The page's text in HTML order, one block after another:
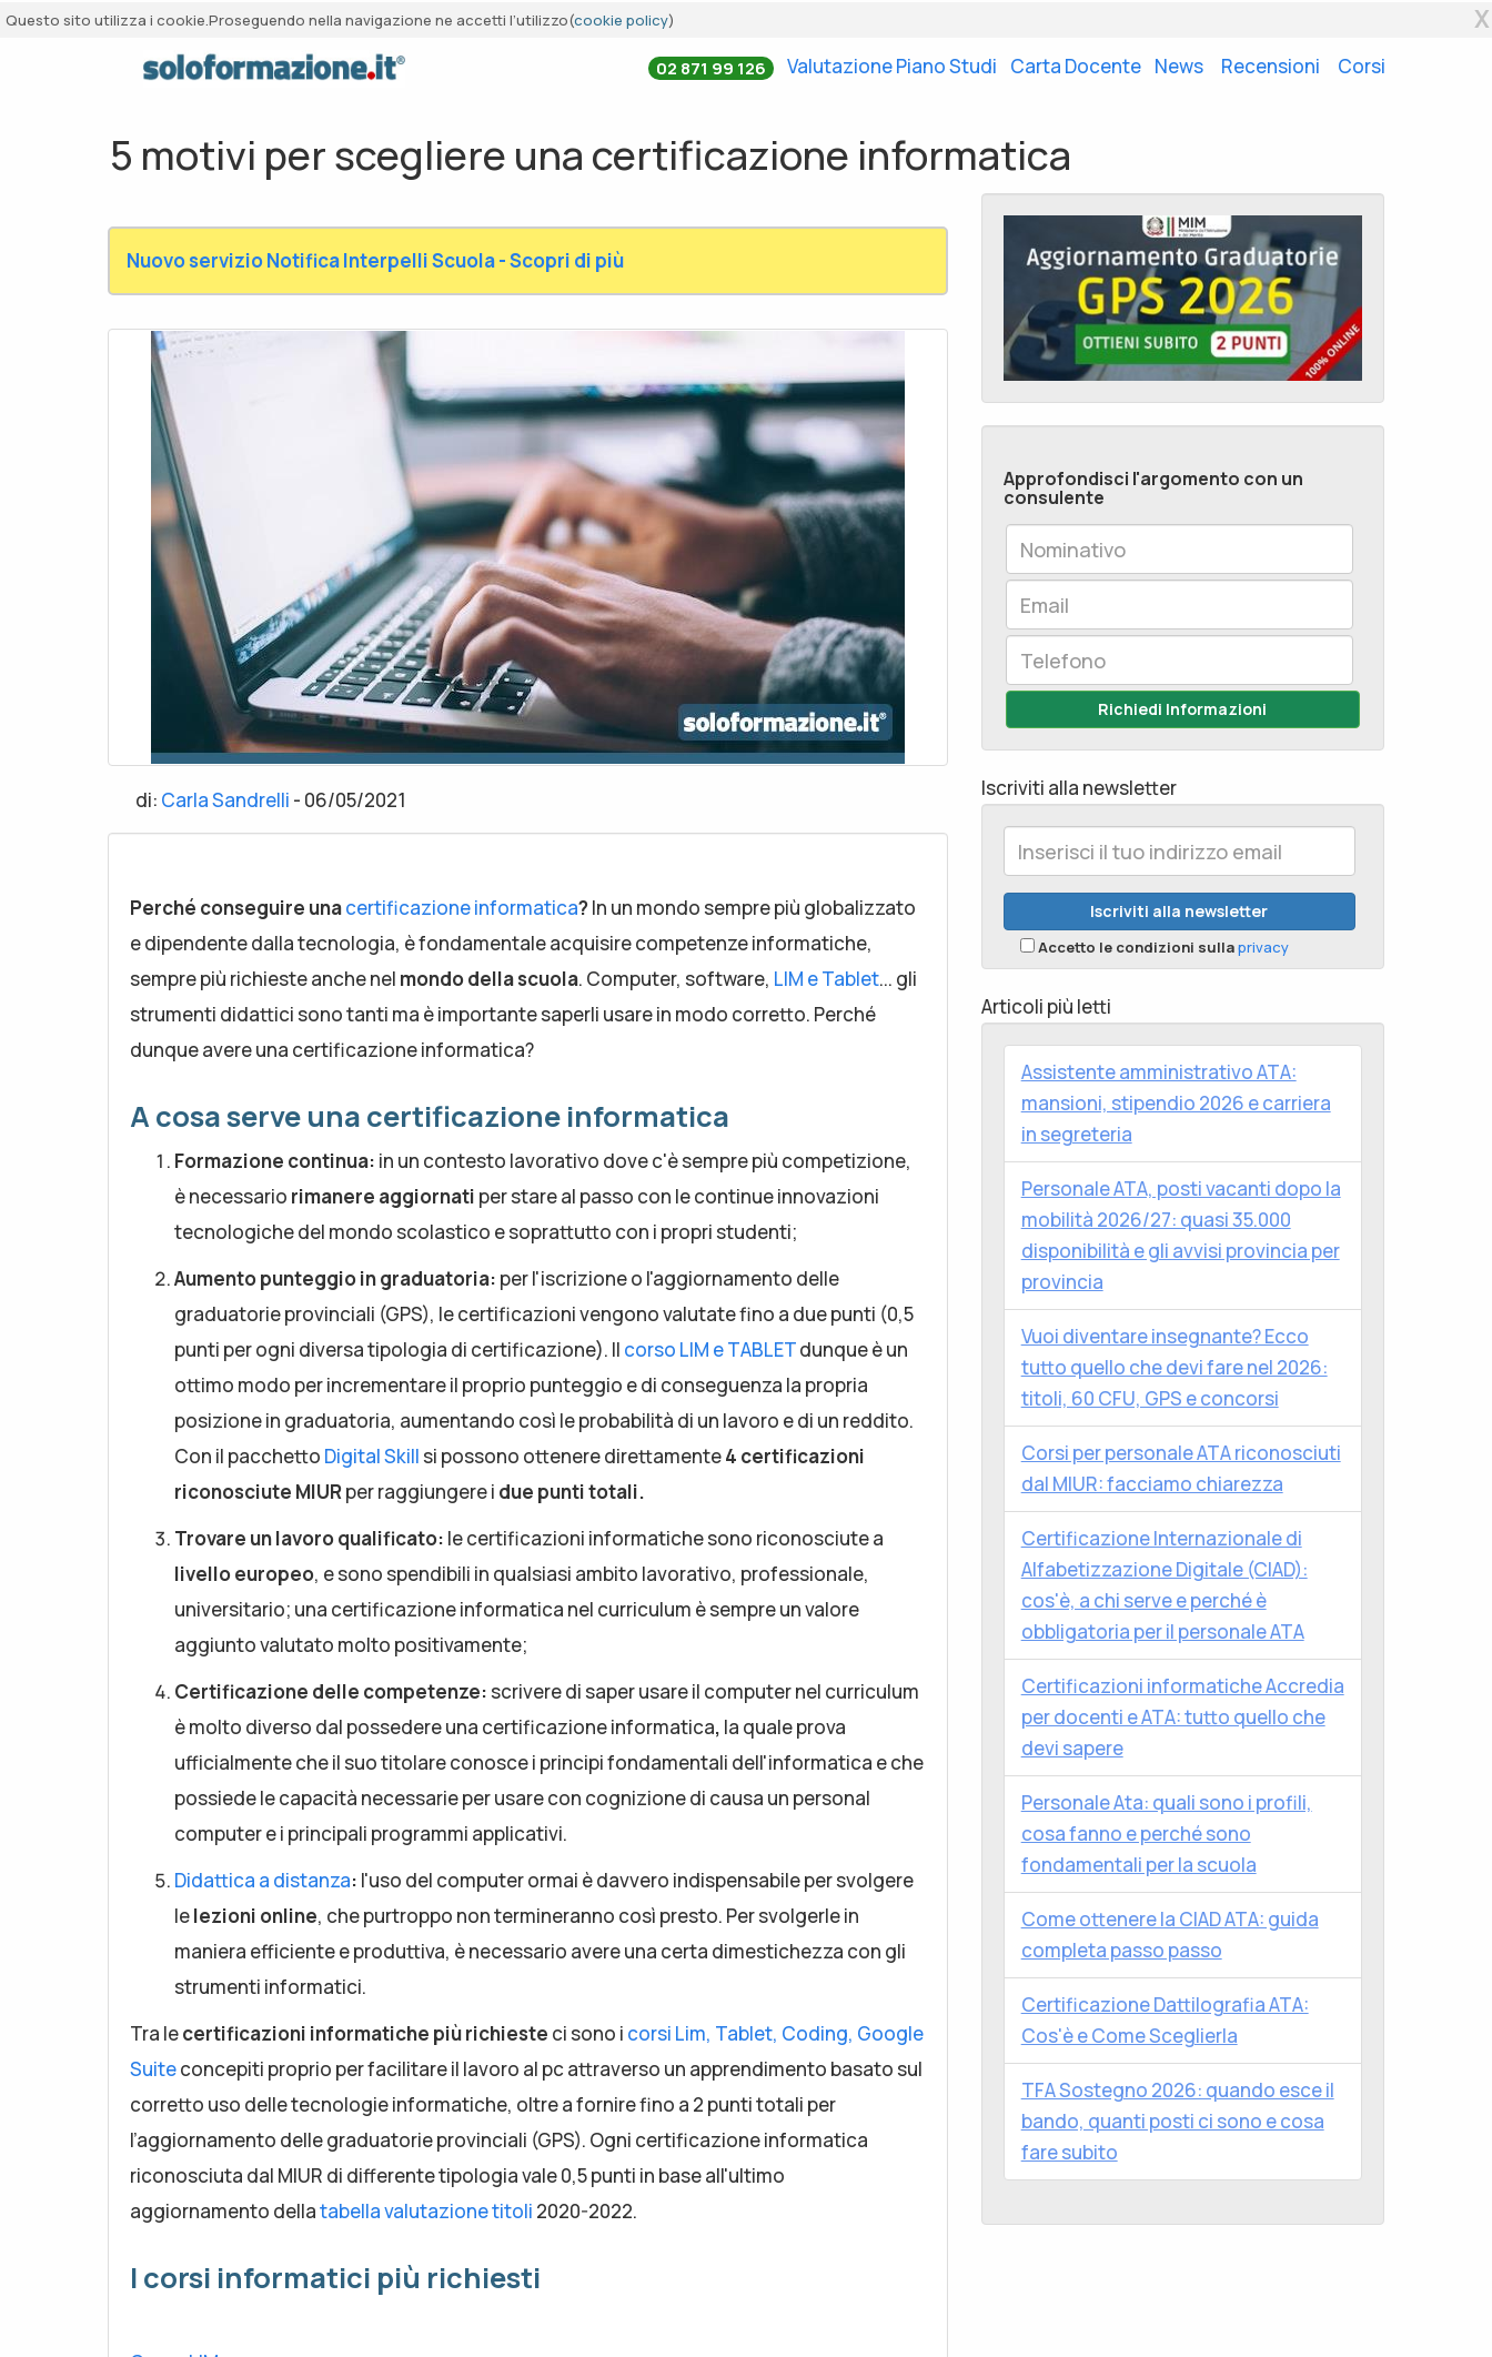
Questo sito utilizza i cookie.Proseguendo nella navigazione ne accetti l’utilizzo(cookie policy) X
02 871 99 126 Valutazione Piano Studi Carta Docente News Recensioni Corsi
5 motivi per scegliere una certificazione informatica
Nuovo servizio Notifica Interpelli Scuola - Scopri di più
di: Carla Sandrelli - 06/05/2021
Perché conseguire unacertificazione informatica?In un mondo sempre più globalizzato
e dipendente dalla tecnologia, è fondamentale acquisire competenze informatiche,
sempre più richieste anche nel mondo della scuola. Computer, software, LIM e Tablet... gli
strumenti didattici sono tanti ma è importante saperli usare in modo corretto. Perché
dunque avere una certificazione informatica?
A cosa serve una certificazione informatica
Formazione continua: in un contesto lavorativo dove c'è sempre più competizione,
è necessario rimanere aggiornati per stare al passo con le continue innovazioni
tecnologiche del mondo scolastico e soprattutto con i propri studenti;
Aumento punteggio in graduatoria: per l'iscrizione o l'aggiornamento delle
graduatorie provinciali (GPS), le certificazioni vengono valutate fino a due punti (0,5
punti per ogni diversa tipologia di certificazione). Il corso LIM e TABLETdunque è un
ottimo modo per incrementare il proprio punteggio e di conseguenza la propria
posizione in graduatoria, aumentando così le probabilità di un lavoro e di un reddito.
Con il pacchetto Digital Skillsi possono ottenere direttamente4 certificazioni
riconosciute MIURper raggiungere i due punti totali.
Trovare un lavoro qualificato: le certificazioni informatiche sono riconosciute a
livello europeo, e sono spendibili in qualsiasi ambito lavorativo, professionale,
universitario; una certificazione informatica nel curriculum è sempre un valore
aggiunto valutato molto positivamente;
Certificazione delle competenze:scrivere di saper usare il computer nel curriculum
è molto diverso dal possedere una certificazione informatica, la quale prova
ufficialmente che il suo titolare conosce i principi fondamentali dell'informatica e che
possiede le capacità necessarie per usare con cognizione di causa un personal
computer e i principali programmi applicativi.
Didattica a distanza: l'uso del computer ormai è davvero indispensabile per svolgere
lelezioni online, che purtroppo non termineranno così presto. Per svolgerle in
maniera efficiente e produttiva, è necessario avere una certa dimestichezza con gli
strumenti informatici.
Tra lecertificazioni informatiche più richieste ci sono i corsi Lim, Tablet, Coding, Google
Suiteconcepiti proprio per facilitare il lavoro al pc attraverso un apprendimento basato sul
corretto uso delle tecnologie informatiche, oltre a fornire fino a 2 punti totali per
l’aggiornamento delle graduatorie provinciali (GPS). Ogni certificazione informatica
riconosciuta dal MIUR di differente tipologia vale 0,5 punti in base all'ultimo
aggiornamento dellatabella valutazione titoli 2020-2022.
I corsi informatici più richiesti
Approfondisci l'argomento con un
consulente
Richiedi Informazioni
Iscriviti alla newsletter
Accetto le condizioni sullaprivacy
Articoli più letti
Assistente amministrativo ATA:
mansioni, stipendio 2026 e carriera
in segreteria
Personale ATA, posti vacanti dopo la
mobilità 2026/27: quasi 35.000
disponibilità e gli avvisi provincia per
provincia
Vuoi diventare insegnante? Ecco
tutto quello che devi fare nel 2026:
titoli, 60 CFU, GPS e concorsi
Corsi per personale ATA riconosciuti
dal MIUR: facciamo chiarezza
Certificazione Internazionale di
Alfabetizzazione Digitale (CIAD):
cos'è, a chi serve e perché è
obbligatoria per il personale ATA
Certificazioni informatiche Accredia
per docenti e ATA: tutto quello che
devi sapere
Personale Ata: quali sono i profili,
cosa fanno e perché sono
fondamentali per la scuola
Come ottenere la CIAD ATA: guida
completa passo passo
Certificazione Dattilografia ATA:
Cos'è e Come Sceglierla
TFA Sostegno 2026: quando esce il
bando, quanti posti ci sono e cosa
fare subito